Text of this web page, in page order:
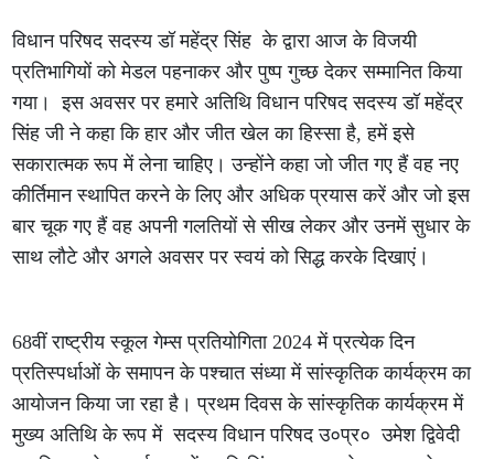
विधान परिषद सदस्य डॉ महेंद्र सिंह के द्वारा आज के विजयी
प्रतिभागियों को मेडल पहनाकर और पुष्प गुच्छ देकर सम्मानित किया
गया। इस अवसर पर हमारे अतिथि विधान परिषद सदस्य डॉ महेंद्र
सिंह जी ने कहा कि हार और जीत खेल का हिस्सा है, हमें इसे
सकारात्मक रूप में लेना चाहिए। उन्होंने कहा जो जीत गए हैं वह नए
कीर्तिमान स्थापित करने के लिए और अधिक प्रयास करें और जो इस
बार चूक गए हैं वह अपनी गलतियों से सीख लेकर और उनमें सुधार के
साथ लौटे और अगले अवसर पर स्वयं को सिद्ध करके दिखाएं।
68वीं राष्ट्रीय स्कूल गेम्स प्रतियोगिता 2024 में प्रत्येक दिन
प्रतिस्पर्धाओं के समापन के पश्चात संध्या में सांस्कृतिक कार्यक्रम का
आयोजन किया जा रहा है। प्रथम दिवस के सांस्कृतिक कार्यक्रम में
मुख्य अतिथि के रूप में सदस्य विधान परिषद उ०प्र० उमेश द्विवेदी